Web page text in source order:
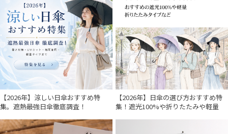
MIRACLE TECH
ミラクルテック
POLO RALPH LAUREN
ポロ ラルフ ローレン
SWASH LONDON
スウォッシュロンドン
urawaza
ウラワザ
【2026年】涼しい日傘おすすめ特
集。遮熱最強日傘徹底調査！
【2026年】日傘の選び方おすすめ特
集！遮光100%や折りたたみや軽量